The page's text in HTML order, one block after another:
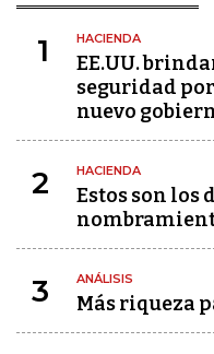
1 HACIENDA
EE.UU.
seguridad
nuevo
2 HACIENDA
Estos son los
3 ANÁLISIS
Más riqueza